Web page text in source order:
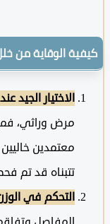
الوقاية من خلل
الاختيار الجيد عند
مرض وراثي، فمن
معتمدين خاليين من
تتبناه قد تم فحص
التحكم في الوزن✅: